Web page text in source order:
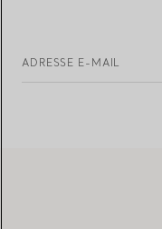
ADRESSE E-MAIL